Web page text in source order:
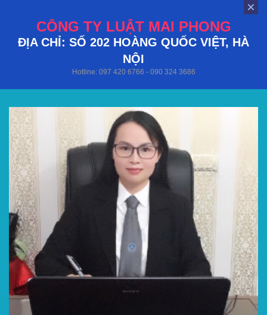
CÔNG TY LUẬT MAI PHONG
ĐỊA CHỈ: SỐ 202 HOÀNG QUỐC VIỆT, HÀ
NỘI
Hotline: 097 420 6766 - 090 324 3686